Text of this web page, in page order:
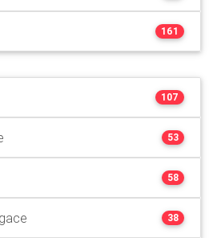
161
107
53
58
38